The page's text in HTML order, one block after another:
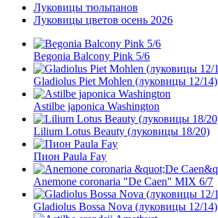
Луковицы тюльпанов
Луковицы цветов осень 2026
Begonia Balcony Pink 5/6
Gladiolus Piet Mohlen (луковицы 12/14)
Astilbe japonica Washington
Lilium Lotus Beauty (луковицы 18/20)
Пион Paula Fay
Anemone coronaria "De Caen" MIX 6/7
Gladiolus Bossa Nova (луковицы 12/14)